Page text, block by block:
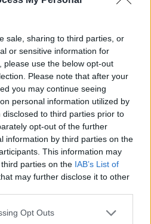
sale, sharing to third parties, or
or sensitive information for
please use the below opt-out
Please note that after your
you may continue seeing
personal information utilized by
to third parties prior to
opt-out of the further
information by third parties on the
This information may
parties on the IAB’s List of
may further disclose it to other
Opt Outs
saját rekordjait — készül
leghatékonyabb villanyautója
450 kilométer hatótáv – ezzel
a...
Norvégiát: már náluk is szinte
autót vesznek...
és lekörözte a Changant